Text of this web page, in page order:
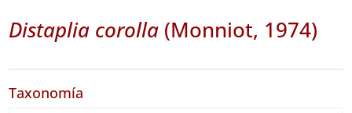
Distaplia corolla (Monniot, 1974)
Taxonomía